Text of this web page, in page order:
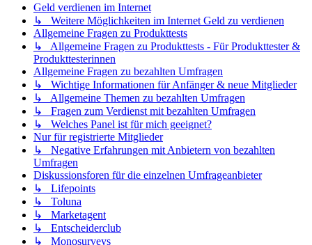
Geld verdienen im Internet
↳ Weitere Möglichkeiten im Internet Geld zu verdienen
Allgemeine Fragen zu Produkttests
↳ Allgemeine Fragen zu Produkttests - Für Produkttester &
Produkttesterinnen
Allgemeine Fragen zu bezahlten Umfragen
↳ Wichtige Informationen für Anfänger & neue Mitglieder
↳ Allgemeine Themen zu bezahlten Umfragen
↳ Fragen zum Verdienst mit bezahlten Umfragen
↳ Welches Panel ist für mich geeignet?
Nur für registrierte Mitglieder
↳ Negative Erfahrungen mit Anbietern von bezahlten
Umfragen
Diskussionsforen für die einzelnen Umfrageanbieter
↳ Lifepoints
↳ Toluna
↳ Marketagent
↳ Entscheiderclub
↳ Monosurveys